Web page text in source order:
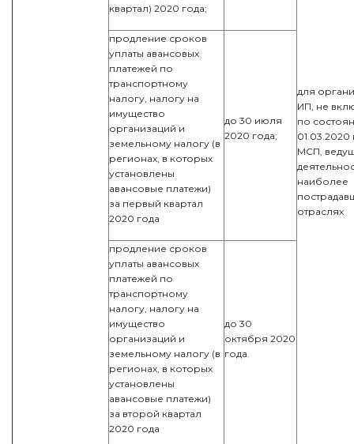
квартал) 2020 года;
для
ИП, не
по
01.03.2020
МСП,
наиболее
отраслях
продление сроков
уплаты авансовых
платежей по
транспортному
налогу, налогу на
имущество
организаций и
земельному налогу (в
регионах, в которых
установлены
авансовые платежи)
за первый квартал
2020 года
до 30 июля
2020 года;
продление сроков
уплаты авансовых
платежей по
транспортному
налогу, налогу на
имущество
организаций и
земельному налогу (в
регионах, в которых
установлены
авансовые платежи)
за второй квартал
2020 года
до 30
октября 2020
года.